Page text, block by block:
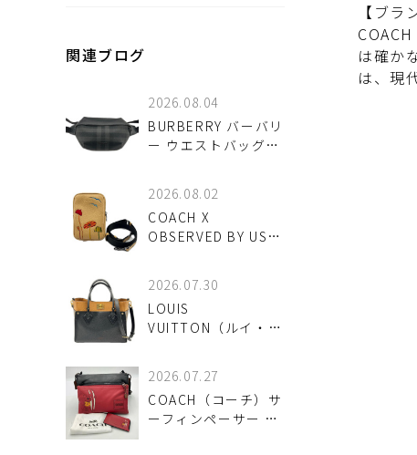
関連ブログ
2026.08.04
BURBERRY バーバリ
ー ウエストバッグ
2026.08.02
COACH X
OBSERVED BY US
した！
2026.07.30
LOUIS
VUITTON（ルイ・ヴ
グ？中古で買うメリ
ットと注意点 中古で
選ぶ前に確認したい
2026.07.27
COACH（コーチ）サ
ーフィンペーサー シ
【ブラ
は確か
は、現